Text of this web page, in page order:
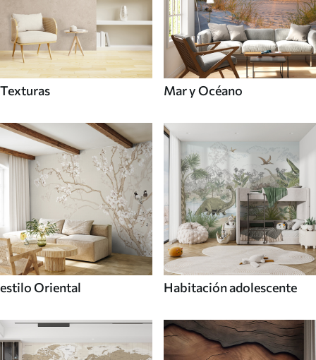
Texturas Mar y Océano
estilo Oriental Habitación adolescente